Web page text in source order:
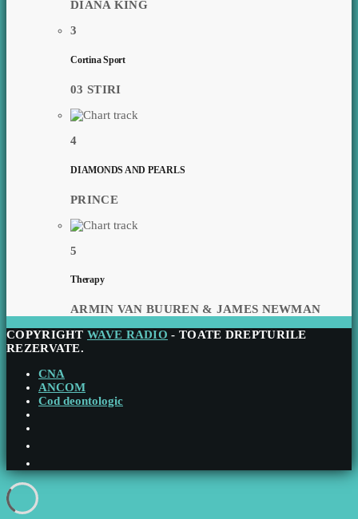
DIANA KING
3
Cortina Sport
03 STIRI
4
DIAMONDS AND PEARLS
PRINCE
5
Therapy
ARMIN VAN BUUREN & JAMES NEWMAN
COPYRIGHTWAVE RADIO - TOATE DREPTURILE
REZERVATE.
CNA
ANCOM
Cod deontologic